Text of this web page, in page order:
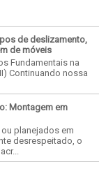
de deslizamento,
de móveis
Fundamentais na
Continuando nossa
Montagem em
planejados em
desrespeitado, o